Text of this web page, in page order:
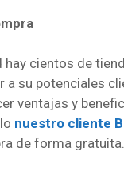
hay cientos de
a su potenciales
ventajas y
nuestro cliente
de forma